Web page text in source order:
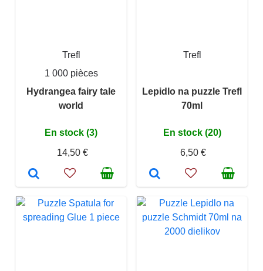
Trefl
1 000 pièces
Hydrangea fairy tale
world
En stock (3)
14,50 €
Trefl
Lepidlo na puzzle Trefl
70ml
En stock (20)
6,50 €